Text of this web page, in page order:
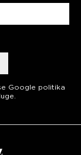
Google politika